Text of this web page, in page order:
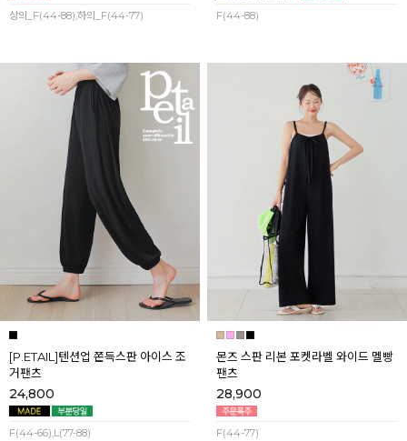
상의_F(44-88),하의_F(44-77) F(44-88)
[P.ETAIL]텐션업 쫀득스판 아이스 조
거팬츠
24,800
F(44-66),L(77-88)
몬즈 스판 리본 포켓라벨 와이드 멜빵
팬츠
28,900
F(44-77)